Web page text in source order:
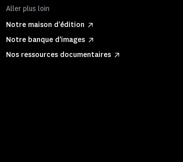
Aller plus loin
Notre maison d'édition
Notre banque d'images
Nos ressources documentaires